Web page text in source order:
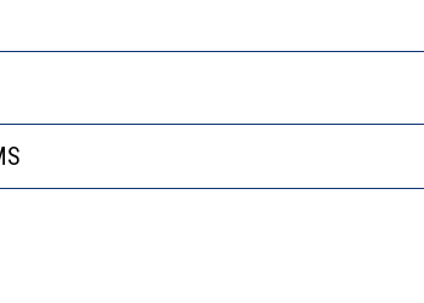
DAS INNOVATIONSPOTENZIAL